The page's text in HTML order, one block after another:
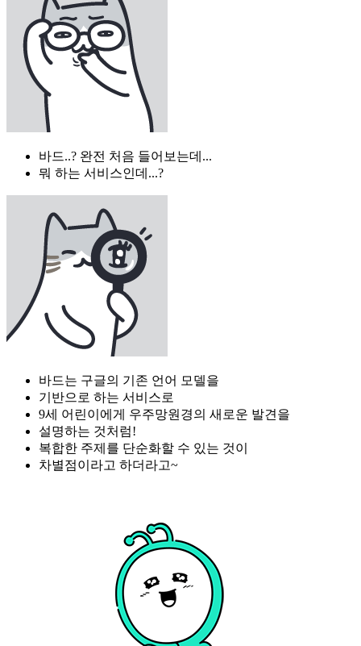
바드..? 완전 처음 들어보는데...
뭐 하는 서비스인데...?
바드는 구글의 기존 언어 모델을
기반으로 하는 서비스로
9세 어린이에게 우주망원경의 새로운 발견을
설명하는 것처럼!
복합한 주제를 단순화할 수 있는 것이
차별점이라고 하더라고~